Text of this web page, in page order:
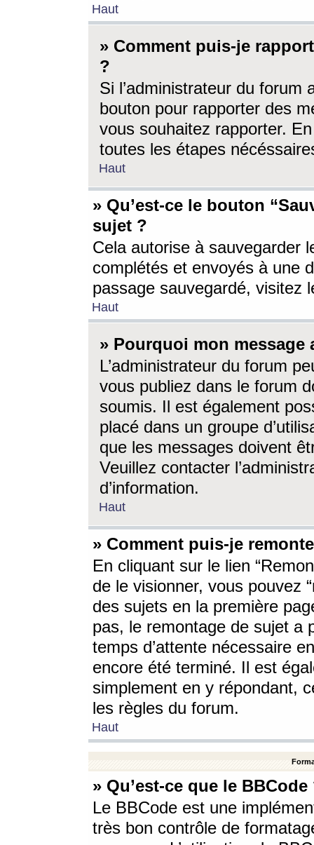
Haut
» Comment puis-je
?
Si l’administrateur du forum
bouton pour rapporter des
vous souhaitez rapporter.
toutes les étapes
Haut
» Qu’est-ce le bouton
sujet ?
Cela autorise à sauvegarder
complétés et envoyés à une
passage sauvegardé, visitez
Haut
» Pourquoi mon message
L’administrateur du forum
vous publiez dans le forum
soumis. Il est également
placé dans un groupe
que les messages doivent
Veuillez contacter
d’information.
Haut
» Comment puis-je
En cliquant sur le lien
de le visionner, vous pouvez
des sujets en la première
pas, le remontage de sujet a
temps d’attente nécessaire
encore été terminé. Il est
simplement en y répondant,
les règles du forum.
Haut
» Qu’est-ce que le BBCode
Le BBCode est une
très bon contrôle de